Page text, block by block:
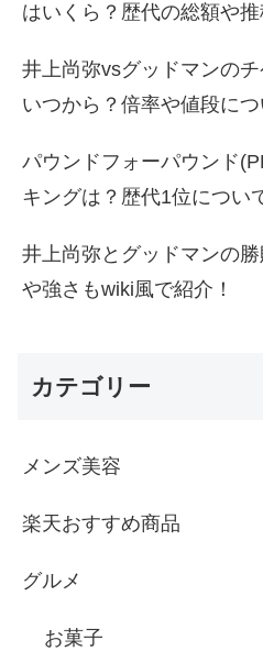
はいくら？歴代の総額や推
井上尚弥vsグッドマンの
いつから？倍率や値段につ
パウンドフォーパウンド
キングは？歴代1位につい
井上尚弥とグッドマンの
や強さもwiki風で紹介！
カテゴリー
メンズ美容
楽天おすすめ商品
グルメ
お菓子